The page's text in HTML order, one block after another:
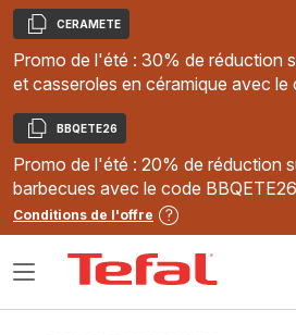
Copier
CERAMETE
Promo de l'été : 30% de réduction
et casseroles en céramique avec le
Copier
BBQETE26
Promo de l'été : 20% de réduction
barbecues avec le code BBQETE26
Conditions de l'offre
Ouvrir